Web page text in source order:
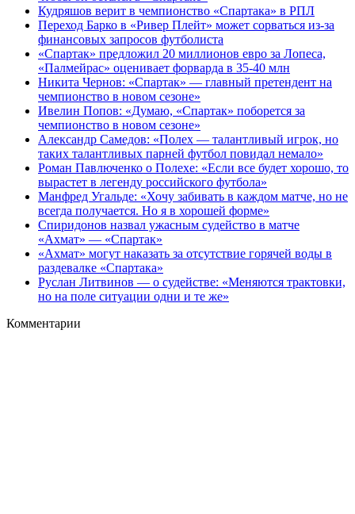
Кудряшов верит в чемпионство «Спартака» в РПЛ
Переход Барко в «Ривер Плейт» может сорваться из‑за
финансовых запросов футболиста
«Спартак» предложил 20 миллионов евро за Лопеса,
«Палмейрас» оценивает форварда в 35-40 млн
Никита Чернов: «Спартак» — главный претендент на
чемпионство в новом сезоне»
Ивелин Попов: «Думаю, «Спартак» поборется за
чемпионство в новом сезоне»
Александр Самедов: «Полех — талантливый игрок, но
таких талантливых парней футбол повидал немало»
Роман Павлюченко о Полехе: «Если все будет хорошо, то
вырастет в легенду российского футбола»
Манфред Угальде: «Хочу забивать в каждом матче, но не
всегда получается. Но я в хорошей форме»
Спиридонов назвал ужасным судейство в матче
«Ахмат» — «Спартак»
«Ахмат» могут наказать за отсутствие горячей воды в
раздевалке «Спартака»
Руслан Литвинов — о судействе: «Меняются трактовки,
но на поле ситуации одни и те же»
Комментарии